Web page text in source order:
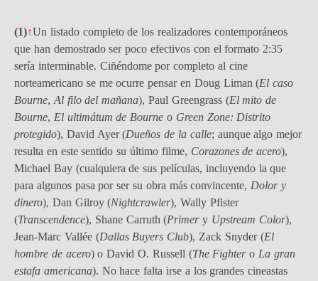
(1)↑Un listado completo de los realizadores contemporáneos
que han demostrado ser poco efectivos con el formato 2:35
sería interminable. Ciñéndome por completo al cine
norteamericano se me ocurre pensar en Doug Liman (El caso
Bourne, Al filo del mañana), Paul Greengrass (El mito de
Bourne, El ultimátum de Bourneo Green Zone: Distrito
protegido), David Ayer (Dueños de la calle; aunque algo mejor
resulta en este sentido su último filme, Corazones de acero),
Michael Bay (cualquiera de sus películas, incluyendo la que
para algunos pasa por ser su obra más convincente, Dolor y
dinero), Dan Gilroy (Nightcrawler), Wally Pfister
(Transcendence), Shane Carruth (Primery Upstream Color),
Jean-Marc Vallée (Dallas Buyers Club), Zack Snyder (El
hombre de acero) o David O. Russell (The Fightero La gran
estafa americana). No hace falta irse a los grandes cineastas